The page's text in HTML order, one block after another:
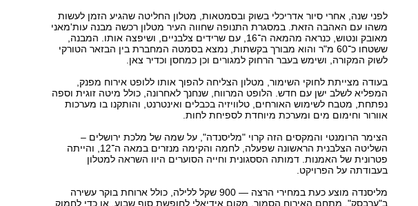
לפני שנה, אחרי סיור אדריכלי בשוק ובסמטאות, מטלון החליטה שהגיע הזמן לעשות
משהו עם האהבה הזאת. במסגרת התנופה שחווה העיר מטלון רכשה מבנה עות'מאני
מאובק ונטוש, כנראה מהמאה ה־16, עם שרידים צלבניים, ושיפצה אותו. המבנה,
ששטחו כ־60 מ"ר והוא מבורך בקשתות, נמצא בסמטה המחברת בין הבזאר הטורקי
לשוק המקורה, ושימש בעבר הרחוק למגורים וכן כמחסן וכדיר צאן.
בעודה מצייתת לחוקי השימור, מטלון הצליחה להפוך אותו ללופט אירוח מפנק,
המפליא לשלב ישן עם חדש. הלופט המרווח, שנחנך לאחרונה, כולל מיטה זוגית וספה
נפתחת, מטבח לשימוש האורחים, טלוויזיה בכבלים ואינטרנט, והותקנו בו מערכות
אוורור וחימום מים ומערכת מיוחדת לספיחת לחות.
הצימר הרומנטי והמקסים הזה קרוי "מליסנדה", על שמה של מלכת ירושלים –
השליטה הצלבנית הראשונה שפעלה, לחמה והקימה מנזרים במאה ה־12, והייתה
פטרונית של האמנות. דמותה הססגונית וחייה הסוערים היוו השראה למטלון
בעבודתה על הפרויקט.
מליסנדה מוצע כעת במחירי הרצה — 900 שקל ללילה, כולל ארוחת בוקר עשירה
ב"ערבסק", מתחם האירוח הסמוך. מקום אידיאלי לחופשת סוף שבוע, או כדי לחמוק